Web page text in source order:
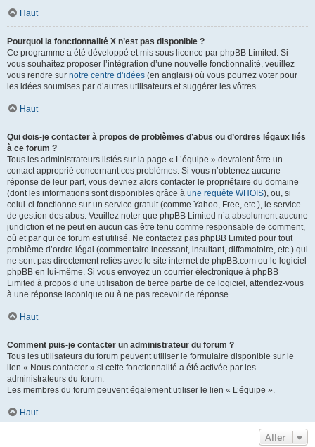
Haut
Pourquoi la fonctionnalité X n’est pas disponible ?
Ce programme a été développé et mis sous licence par phpBB Limited. Si
vous souhaitez proposer l’intégration d’une nouvelle fonctionnalité, veuillez
vous rendre sur notre centre d’idées (en anglais) où vous pourrez voter pour
les idées soumises par d’autres utilisateurs et suggérer les vôtres.
Haut
Qui dois-je contacter à propos de problèmes d’abus ou d’ordres légaux liés
à ce forum ?
Tous les administrateurs listés sur la page « L’équipe » devraient être un
contact approprié concernant ces problèmes. Si vous n’obtenez aucune
réponse de leur part, vous devriez alors contacter le propriétaire du domaine
(dont les informations sont disponibles grâce à une requête WHOIS), ou, si
celui-ci fonctionne sur un service gratuit (comme Yahoo, Free, etc.), le service
de gestion des abus. Veuillez noter que phpBB Limited n’a absolument aucune
juridiction et ne peut en aucun cas être tenu comme responsable de comment,
où et par qui ce forum est utilisé. Ne contactez pas phpBB Limited pour tout
problème d’ordre légal (commentaire incessant, insultant, diffamatoire, etc.) qui
ne sont pas directement reliés avec le site internet de phpBB.com ou le logiciel
phpBB en lui-même. Si vous envoyez un courrier électronique à phpBB
Limited à propos d’une utilisation de tierce partie de ce logiciel, attendez-vous
à une réponse laconique ou à ne pas recevoir de réponse.
Haut
Comment puis-je contacter un administrateur du forum ?
Tous les utilisateurs du forum peuvent utiliser le formulaire disponible sur le
lien « Nous contacter » si cette fonctionnalité a été activée par les
administrateurs du forum.
Les membres du forum peuvent également utiliser le lien « L’équipe ».
Haut
Aller